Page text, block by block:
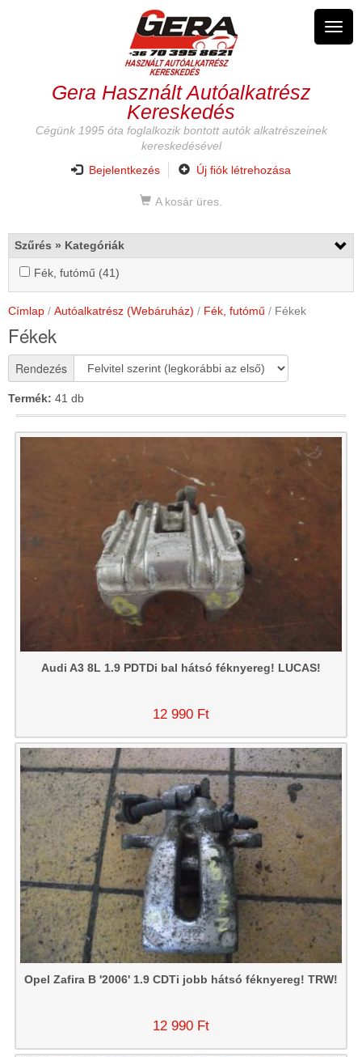
Gera Használt Autóalkatrész
Kereskedés
Cégünk 1995 óta foglalkozik bontott autók alkatrészeinek
kereskedésével
Bejelentkezés
Új fiók létrehozása
A kosár üres.
Szűrés » Kategóriák
Fék,
futómű
szűrő
alkalmazása
Fék, futómű (41)
futómű
szűrő
alkalmazása
Címlap Autóalkatrész (Webáruház) Fék, futómű Fékek
Fékek
Rendezés
Termék: 41 db
Audi A3 8L 1.9 PDTDi bal hátsó féknyereg! LUCAS!
12 990 Ft
Opel Zafira B '2006' 1.9 CDTi jobb hátsó féknyereg! TRW!
12 990 Ft